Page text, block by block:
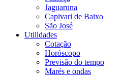
Jaguaruna
Capivari de Baixo
São José
Utilidades
Cotação
Horóscopo
Previsão do tempo
Marés e ondas